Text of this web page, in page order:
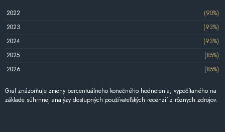
2022
(90%)
2023
(93%)
2024
(93%)
2025
(85%)
2026
(85%)
Graf znázorňuje zmeny percentuálneho konečného hodnotenia, vypočítaného na
základe súhrnnej analýzy dostupných používateľských recenzií z rôznych zdrojov.